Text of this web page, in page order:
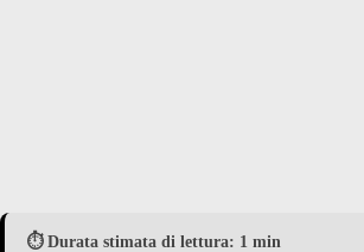
⏱️ Durata stimata di lettura: 1 min